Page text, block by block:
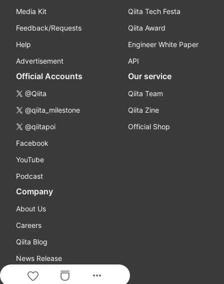
more_horiz
Media Kit
Feedback/Requests
Help
Advertisement
Qiita Tech Festa
Qiita Award
Engineer White Paper
API
Official Accounts
@Qiita
@qiita_milestone
@qiitapoi
Facebook
YouTube
Podcast
Our service
Qiita Team
Qiita Zine
Official Shop
Company
About Us
Careers
Qiita Blog
News Release